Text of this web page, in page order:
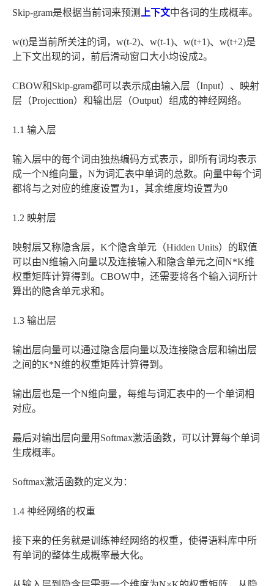
Skip-gram是根据当前词来预测 上下文中各词的生成概率。
w(t)是当前所关注的词，w(t-2)、w(t-1)、w(t+1)、w(t+2)是
上下文出现的词，前后滑动窗口大小均设成2。
CBOW和Skip-gram都可以表示成由输入层（Input）、映射
层（Projecttion）和输出层（Output）组成的神经网络。
1.1 输入层
输入层中的每个词由独热编码方式表示，即所有词均表示
成一个N维向量，N为词汇表中单词的总数。向量中每个词
都将与之对应的维度设置为1，其余维度均设置为0
1.2 映射层
映射层又称隐含层，K个隐含单元（Hidden Units）的取值
可以由N维输入向量以及连接输入和隐含单元之间N*K维
权重矩阵计算得到。CBOW中，还需要将各个输入词所计
算出的隐含单元求和。
1.3 输出层
输出层向量可以通过隐含层向量以及连接隐含层和输出层
之间的K*N维的权重矩阵计算得到。
输出层也是一个N维向量，每维与词汇表中的一个单词相
对应。
最后对输出层向量用Softmax激活函数，可以计算每个单词
生成概率。
Softmax激活函数的定义为：
1.4 神经网络的权重
接下来的任务就是训练神经网络的权重，使得语料库中所
有单词的整体生成概率最大化。